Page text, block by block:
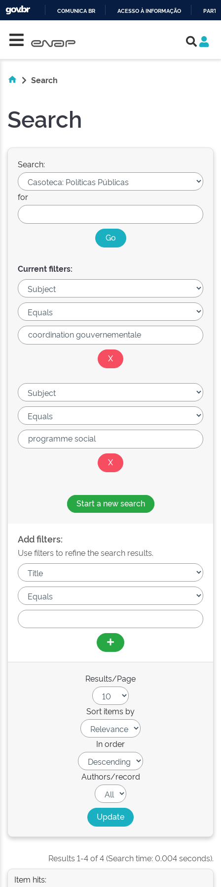
COMUNICA BR ACESSO À INFORMAÇÃO
Search
Search
Search:
for
Current filters:
Start a new search
Add filters:
Use filters to refine the search results.
Results/Page
Sort items by
In order
Authors/record
Results 1-4 of 4 (Search time: 0.004 seconds).
Item hits: